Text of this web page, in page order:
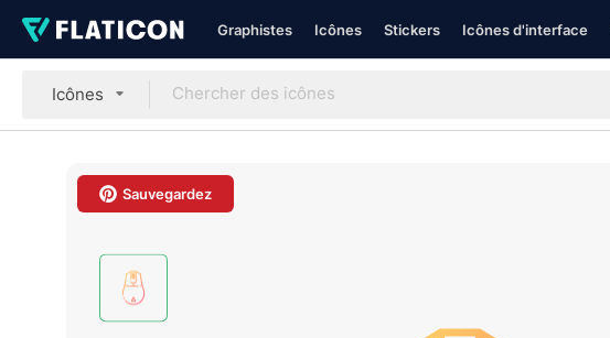
Graphistes Icônes Stickers Icônes d'interface
Icônes
Sauvegardez